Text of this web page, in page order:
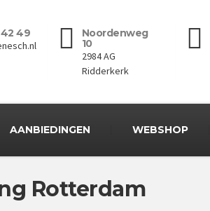
49
Noordenweg
10
2984 AG
Ridderkerk
AANBIEDINGEN WEBSHOP
Rotterdam